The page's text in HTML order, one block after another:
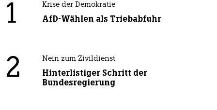
1 Krise der Demokratie
AfD-Wählen als Triebabfuhr
2 Nein zum Zivildienst
Hinterlistiger Schritt der
Bundesregierung